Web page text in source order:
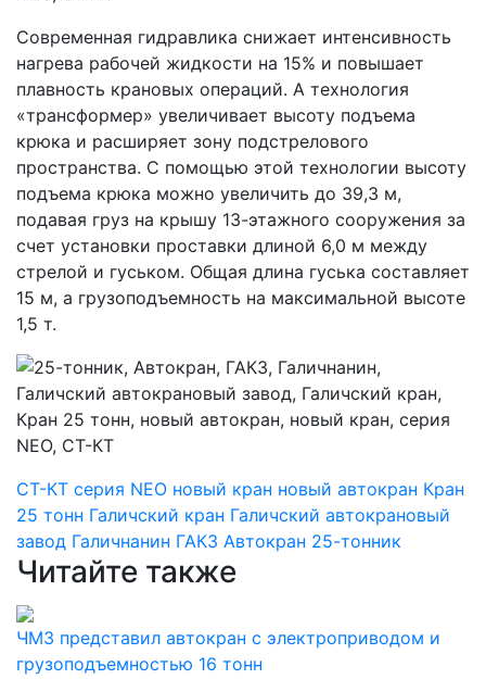
Современная гидравлика снижает интенсивность
нагрева рабочей жидкости на 15% и повышает
плавность крановых операций. А технология
«трансформер» увеличивает высоту подъема
крюка и расширяет зону подстрелового
пространства. С помощью этой технологии высоту
подъема крюка можно увеличить до 39,3 м,
подавая груз на крышу 13-этажного сооружения за
счет установки проставки длиной 6,0 м между
стрелой и гуськом. Общая длина гуська составляет
15 м, а грузоподъемность на максимальной высоте
1,5 т.
СТ-КТ серия NEO новый кран новый автокран Кран
25 тонн Галичский кран Галичский автокрановый
завод Галичнанин ГАКЗ Автокран 25-тонник
Читайте также
ЧМЗ представил автокран с электроприводом и
грузоподъемностью 16 тонн